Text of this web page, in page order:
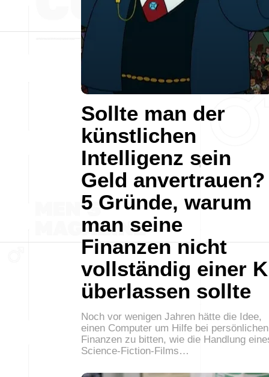
Sollte man der
künstlichen
Intelligenz sein
Geld anvertrauen?
5 Gründe, warum
man seine
Finanzen nicht
vollständig einer
überlassen sollte
Noch vor wenigen Jahren hätte die Idee,
einen Computer um Hilfe bei persönlichen
Finanzen zu bitten, wie die Handlung
Science-Fiction-Films…